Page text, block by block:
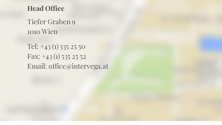
Head Office
Tiefer Graben 9
1010 Wien
Tel: +43 (1) 535 25 50
Fax: +43 (1) 535 25 52
Email: office@intervega.at